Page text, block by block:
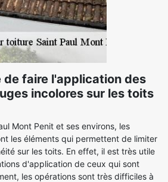
de faire l'application des
incolores sur les toits
Mont Penit et ses environs, les
les éléments qui permettent de limiter
sur les toits. En effet, il est très utile
d'application de ceux qui sont
les opérations sont très difficiles à